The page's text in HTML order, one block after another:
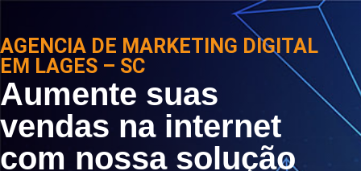
AGENCIA DE MARKETING DIGITAL
EM LAGES – SC
Aumente suas
vendas na internet
com nossa solução